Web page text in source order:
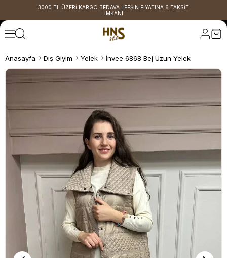
3000 TL ÜZERİ KARGO BEDAVA | PEŞİN FİYATINA 6 TAKSİT
İMKANI
Anasayfa Dış Giyim Yelek İnvee 6868 Bej Uzun Yelek